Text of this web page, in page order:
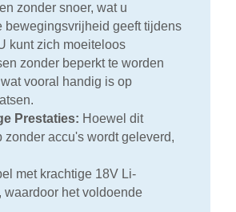
zonder snoer, wat u
geeft tijdens
kunt zich moeiteloos
zonder beperkt te worden
vooral handig is op
Prestaties: Hoewel dit
zonder accu's wordt geleverd,
met krachtige 18V Li-
waardoor het voldoende